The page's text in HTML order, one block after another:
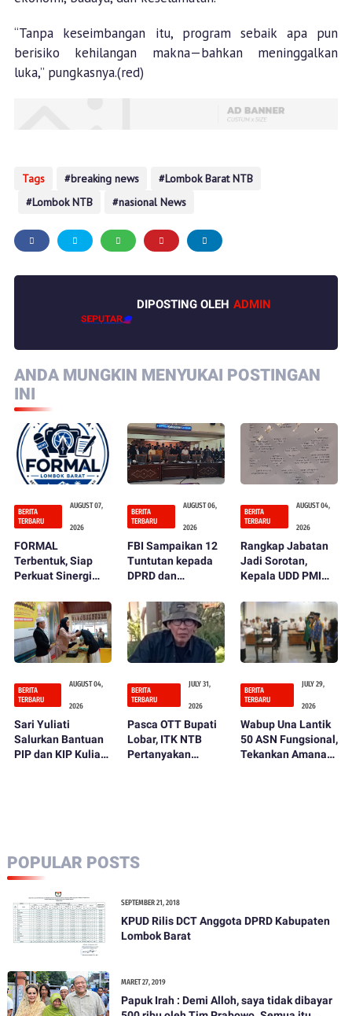
“Tanpa keseimbangan itu, program sebaik apa pun
berisiko kehilangan makna—bahkan meninggalkan
luka,” pungkasnya.(red)
Tags breaking news
Lombok Barat NTB
Lombok NTB
nasional News
DIPOSTING OLEH ADMIN
ANDA MUNGKIN MENYUKAI POSTINGAN
INI
BERITA
TERBARU
AUGUST 07,
2026
FORMAL
Terbentuk, Siap
Perkuat Sinergi
Pemerintah
BERITA
TERBARU
AUGUST 06,
2026
FBI Sampaikan 12
Tuntutan kepada
DPRD dan
Kabupaten Lombok
Barat
BERITA
TERBARU
AUGUST 04,
2026
Rangkap Jabatan
Jadi Sorotan,
Kepala UDD PMI
Ditegur dan
Diminta Mundur
BERITA
TERBARU
AUGUST 04,
2026
Sari Yuliati
Salurkan Bantuan
PIP dan KIP Kuliah
BERITA
TERBARU
JULY 31,
2026
Pasca OTT Bupati
Lobar, ITK NTB
Pertanyakan
BERITA
TERBARU
JULY 29,
2026
Wabup Una Lantik
50 ASN Fungsional,
Tekankan Amanah
POPULAR POSTS
SEPTEMBER 21, 2018
KPUD Rilis DCT Anggota DPRD Kabupaten
Lombok Barat
MARET 27, 2019
Papuk Irah : Demi Alloh, saya tidak dibayar